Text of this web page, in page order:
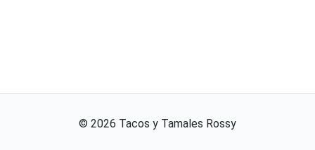
© 2026 Tacos y Tamales Rossy